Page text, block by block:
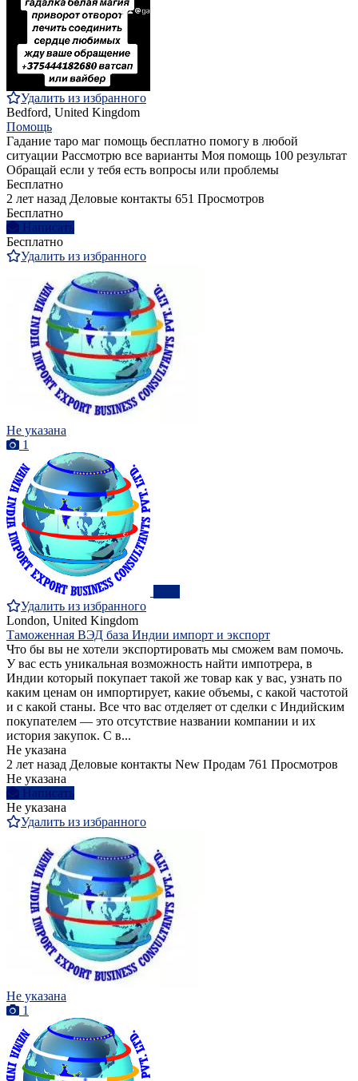
Удалить из избранного
Bedford, United Kingdom
Помощь
Гадание таро маг помощь бесплатно помогу в любой
ситуации Рассмотрю все варианты Моя помощь 100 результат
Обращай если у тебя есть вопросы или проблемы
Бесплатно
2 лет назад Деловые контакты 651 Просмотров
Бесплатно
Написать
Бесплатно
Удалить из избранного
Не указана
1
Удалить из избранного
London, United Kingdom
Таможенная ВЭД база Индии импорт и экспорт
Что бы вы не хотели экспортировать мы сможем вам помочь.
У вас есть уникальная возможность найти импотрера, в
Индии который покупает такой же товар как у вас, узнать по
каким ценам он импортирует, какие объемы, с какой частотой
и с какой станы. Все что вас отделяет от сделки с Индийским
покупателем — это отсутствие названии компании и их
история закупок. С в...
Не указана
2 лет назад Деловые контакты New Продам 761 Просмотров
Не указана
Написать
Не указана
Удалить из избранного
Не указана
1